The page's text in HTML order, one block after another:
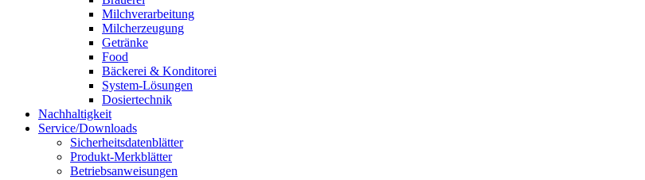
Milchverarbeitung
Milcherzeugung
Getränke
Food
Bäckerei & Konditorei
System-Lösungen
Dosiertechnik
Nachhaltigkeit
Service/Downloads
Sicherheitsdatenblätter
Produkt-Merkblätter
Betriebsanweisungen